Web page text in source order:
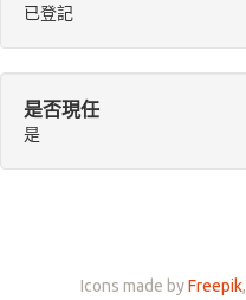
已登記
是否現任
是
Icons made byFreepik,